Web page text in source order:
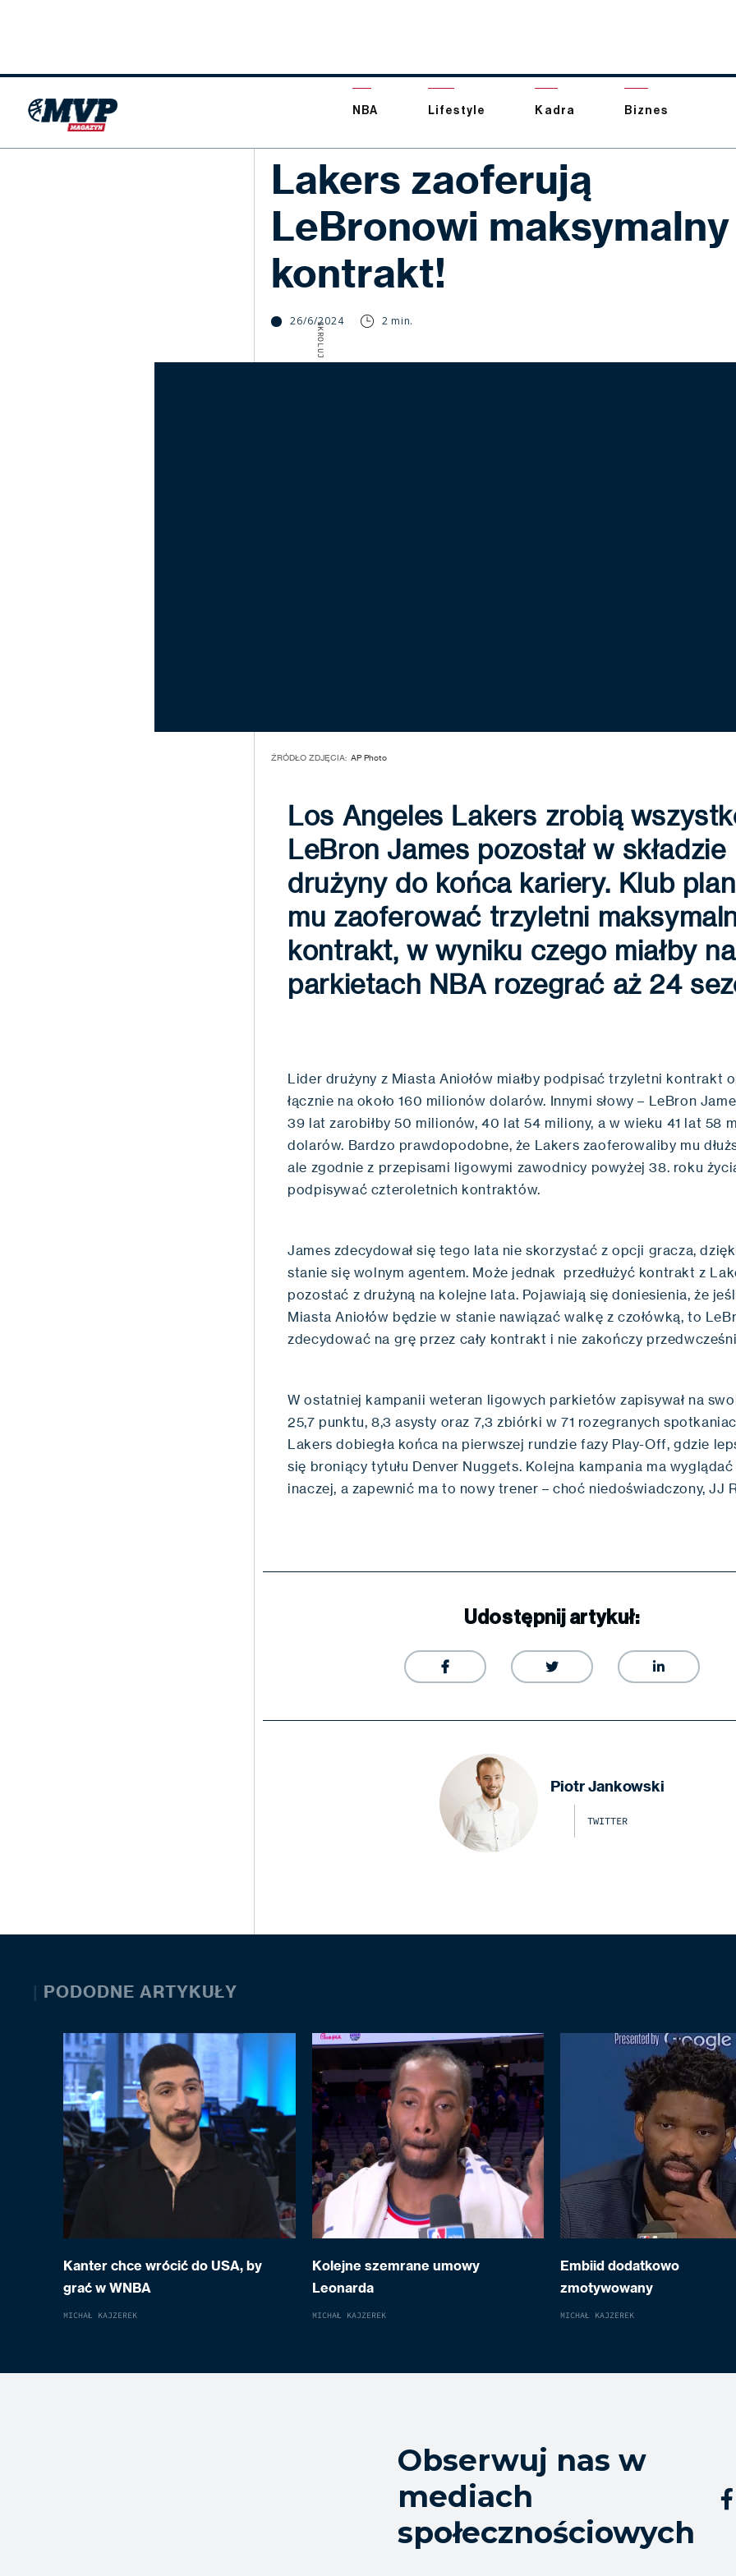
NBA Lifestyle Kadra Biznes
Lakers zaoferują
LeBronowi maksymalny
kontrakt!
26/6/2024 2 min.
SKROLUJ W DÓŁ
ŹRÓDŁO ZDJĘCIA: AP Photo
Los Angeles Lakers zrobią
LeBron James pozostał w składzie
drużyny do końca kariery. Klub
mu zaoferować trzyletni
kontrakt, w wyniku czego miałby na
parkietach NBA rozegrać aż 24
Lider drużyny z Miasta Aniołów miałby podpisać trzyletni kontrakt
łącznie na około 160 milionów dolarów. Innymi słowy – LeBron
39 lat zarobiłby 50 milionów, 40 lat 54 miliony, a w wieku 41 lat 58
dolarów. Bardzo prawdopodobne, że Lakers zaoferowaliby mu
ale zgodnie z przepisami ligowymi zawodnicy powyżej 38. roku
podpisywać czteroletnich kontraktów.
James zdecydował się tego lata nie skorzystać z opcji gracza,
stanie się wolnym agentem. Może jednak przedłużyć kontrakt z
pozostać z drużyną na kolejne lata. Pojawiają się doniesienia, że
Miasta Aniołów będzie w stanie nawiązać walkę z czołówką, to
zdecydować na grę przez cały kontrakt i nie zakończy
W ostatniej kampanii weteran ligowych parkietów zapisywał na
25,7 punktu, 8,3 asysty oraz 7,3 zbiórki w 71 rozegranych
Lakers dobiegła końca na pierwszej rundzie fazy Play-Off, gdzie
się broniący tytułu Denver Nuggets. Kolejna kampania ma wyglądać
inaczej, a zapewnić ma to nowy trener – choć niedoświadczony, JJ
Udostępnij artykuł:
  
Piotr Jankowski
TWITTER
| PODODNE ARTYKUŁY
Kanter chce wrócić do USA, by
grać w WNBA
MICHAŁ KAJZEREK
Kolejne szemrane umowy
Leonarda
MICHAŁ KAJZEREK
Embiid dodatkowo
zmotywowany
MICHAŁ KAJZEREK
Obserwuj nas w
mediach
społecznościowych
